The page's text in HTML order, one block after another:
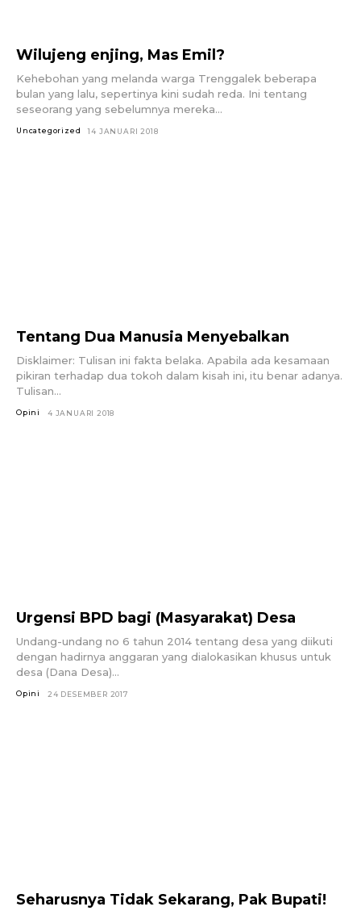
Wilujeng enjing, Mas Emil?
Kehebohan yang melanda warga Trenggalek beberapa
bulan yang lalu, sepertinya kini sudah reda. Ini tentang
seseorang yang sebelumnya mereka...
Uncategorized 14 JANUARI 2018
Tentang Dua Manusia Menyebalkan
Disklaimer: Tulisan ini fakta belaka. Apabila ada kesamaan
pikiran terhadap dua tokoh dalam kisah ini, itu benar adanya.
Tulisan...
Opini 4 JANUARI 2018
Urgensi BPD bagi (Masyarakat) Desa
Undang-undang no 6 tahun 2014 tentang desa yang diikuti
dengan hadirnya anggaran yang dialokasikan khusus untuk
desa (Dana Desa)...
Opini 24 DESEMBER 2017
Seharusnya Tidak Sekarang, Pak Bupati!